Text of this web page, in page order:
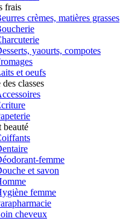
frais
crèmes, matières grasses
yaourts, compotes
et oeufs
classes
beauté
femme
et savon
femme
cheveux